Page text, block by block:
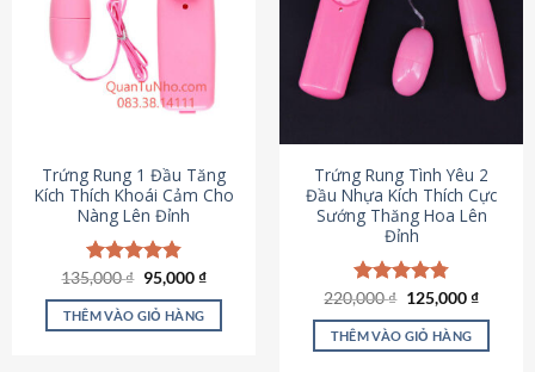
thể.
Các
tùy
chọn
được
chọn
trên
trang
sản
phẩm
Trứng Rung 1 Đầu Tăng
Kích Thích Khoái Cảm Cho
Nàng Lên Đỉnh
Được xếp
hạng4.87
5 sao
135,000₫ Giá
gốc
là:
135,000 ₫.
95,000₫Giá
tại
THÊM VÀO GIỎ HÀNG
Trứng Rung Tình Yêu 2
Đầu Nhựa Kích Thích Cực
Sướng Thăng Hoa Lên
Đỉnh
Được xếp
hạng4.79
5 sao
220,000₫ Giá
là:
220,000 ₫.
125,000₫Giá
tại
THÊM VÀO GIỎ HÀNG